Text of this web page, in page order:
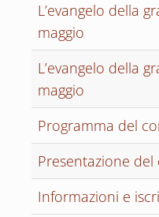
L’evangelo della
maggio
L’evangelo della
maggio
Programma del
Presentazione del
Informazioni e